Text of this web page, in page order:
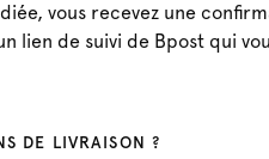
vous recevez une
lien de suivi de Bpost qui
DE LIVRAISON ?